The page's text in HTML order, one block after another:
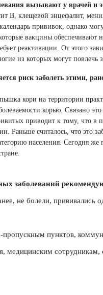
вызывают у врачей и
B, клещевой энцефалит,
прививок, однако
вакцины
реактивации. От этого
из которых могут повлечь
риск заболеть этими,
кори на территории
корью. Связано
приводит к тому, что в
считалось, что это
населения. Сегодня
заболеваний
не болели, прививались
пропускным пунктов,
медицинским